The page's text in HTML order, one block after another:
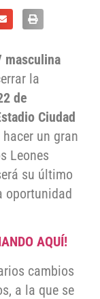
masculina
la
de
Ciudad
hacer un gran
Leones
su último
oportunidad
AQUÍ!
cambios
a la que se